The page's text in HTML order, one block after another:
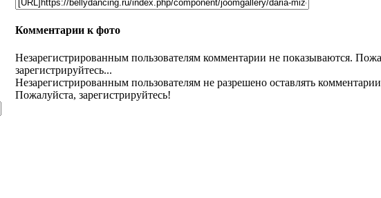
Комментарии к фото
Незарегистрированным пользователям комментарии не показываются.
зарегистрируйтесь...
Незарегистрированным пользователям не разрешено оставлять
Пожалуйста, зарегистрируйтесь!